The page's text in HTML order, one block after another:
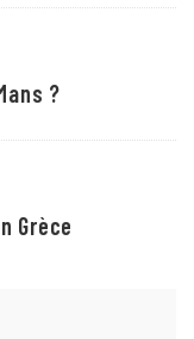
?
Grèce